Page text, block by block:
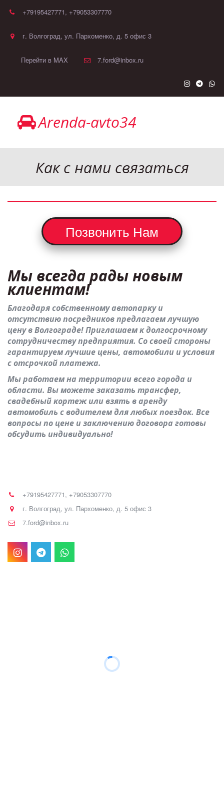
+79195427771, +79053307770
г. Волгоград, ул. Пархоменко, д. 5 офис 3
Перейти в MAX 7.ford@inbox.ru
Arenda-avto34
Как с нами связаться
   Позвонить Нам
Мы всегда рады новым
клиентам!
Благодаря собственному автопарку и
отсутствию посредников предлагаем лучшую
цену в Волгограде! Приглашаем к долгосрочному
сотрудничеству предприятия. Со своей стороны
гарантируем лучшие цены, автомобили и условия
с отсрочкой платежа.
Мы работаем на территории всего города и
области. Вы можете заказать трансфер,
свадебный кортеж или взять в аренду
автомобиль с водителем для любых поездок. Все
вопросы по цене и заключению договора готовы
обсудить индивидуально!
+79195427771, +79053307770
г. Волгоград, ул. Пархоменко, д. 5 офис 3
7.ford@inbox.ru